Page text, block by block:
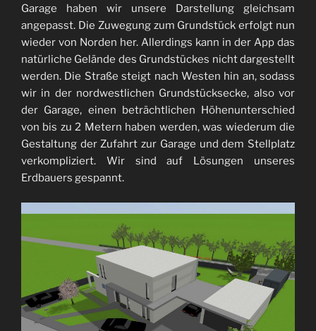
Garage haben wir unsere Darstellung gleichsam
angepasst. Die Zuwegung zum Grundstück erfolgt nun
wieder von Norden her. Allerdings kann in der App das
natürliche Gelände des Grundstückes nicht dargestellt
werden. Die Straße steigt nach Westen hin an, sodass
wir in der nordwestlichen Grundstücksecke, also vor
der Garage, einen beträchtlichen Höhenunterschied
von bis zu 2 Metern haben werden, was wiederum die
Gestaltung der Zufahrt zur Garage und dem Stellplatz
verkompliziert. Wir sind auf Lösungen unseres
Erdbauers gespannt.